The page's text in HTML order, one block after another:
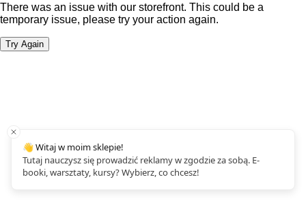
There was an issue with our storefront. This could be a
temporary issue, please try your action again.
Try Again
👋 Witaj w moim sklepie!
Tutaj nauczysz się prowadzić reklamy w zgodzie za sobą. E-
booki, warsztaty, kursy? Wybierz, co chcesz!